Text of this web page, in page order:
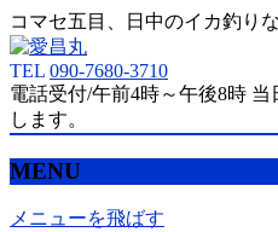
コマセ五目、日中のイカ釣り
TEL 090-7680-3710
電話受付/午前4時～午後8時
します。
MENU
メニューを飛ばす